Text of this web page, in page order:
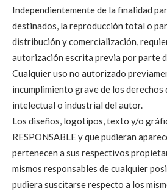
Independientemente de la finalidad
destinados, la reproducción total o
distribución y comercialización,
autorización escrita previa por parte
Cualquier uso no autorizado
incumplimiento grave de los derechos
intelectual o industrial del autor.
Los diseños, logotipos, texto y/o
RESPONSABLE y que pudieran
pertenecen a sus respectivos
mismos responsables de cualquier
pudiera suscitarse respecto a los